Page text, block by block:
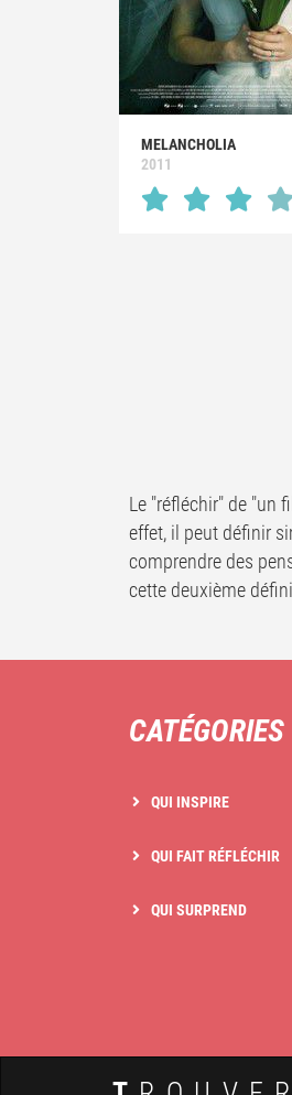
MELANCHOLIA
2011
Le "réfléchir" de "un
effet, il peut définir
comprendre des
cette deuxième
CATÉGORIES
QUI INSPIRE
QUI FAIT RÉFLÉCHIR
QUI SURPREND